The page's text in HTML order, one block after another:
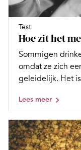
Test
Hoe zit het
Sommigen
omdat ze zich
geleidelijk. Het
Lees meer